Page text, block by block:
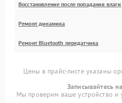
Восстановление после попадания влаги
Ремонт динамика
Ремонт Bluetooth передатчика
Цены в прайс-листе указаны
Записывайтесь
Мы проверим ваше устройство и